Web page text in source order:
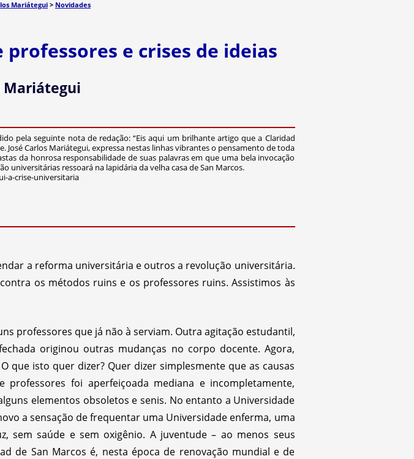
Mariátegui> Novidades
e crises de ideias
Mariátegui
pela seguinte nota de redação: “Eis aqui um brilhante artigo que a Claridad
Carlos Mariátegui, expressa nestas linhas vibrantes o pensamento de toda
da honrosa responsabilidade de suas palavras em que uma bela invocação
universitárias ressoará na lapidária da velha casa de San Marcos.
a-crise-universitaria
a reforma universitária e outros a revolução universitária.
os métodos ruins e os professores ruins. Assistimos às
professores que já não à serviam. Outra agitação estudantil,
originou outras mudanças no corpo docente. Agora,
que isto quer dizer? Quer dizer simplesmente que as causas
foi aperfeiçoada mediana e incompletamente,
elementos obsoletos e senis. No entanto a Universidade
a sensação de frequentar uma Universidade enferma, uma
sem saúde e sem oxigênio. A juventude – ao menos seus
de San Marcos é, nesta época de renovação mundial e de